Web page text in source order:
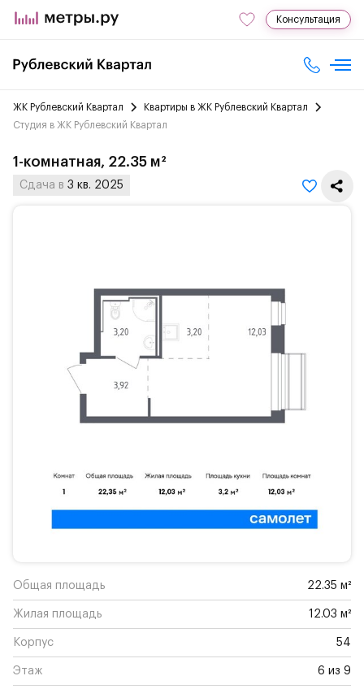
Консультация
ЖК Рублевский Квартал
Квартиры в ЖК Рублевский Квартал
Студия в ЖК Рублевский Квартал
1-комнатная, 22.35 м²
Сдача в 3 кв. 2025
Общая площадь 22.35 м²
Жилая площадь 12.03 м²
Корпус 54
Этаж 6 из 9